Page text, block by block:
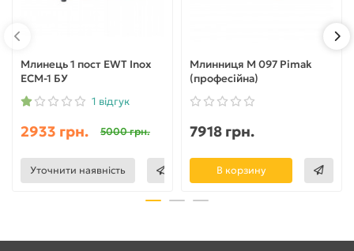
Млинець 1 пост EWT Inox
ECM-1 БУ
1 відгук
2933 грн. 5000 грн.
Уточнити наявність
Млинниця М 097 Pimak
(професійна)
7918 грн.
В корзину